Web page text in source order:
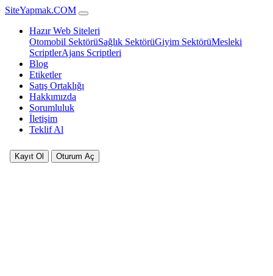
SiteYapmak.COM
Hazır Web Siteleri
Otomobil SektörüSağlık SektörüGiyim SektörüMesleki
ScriptlerAjans Scriptleri
Blog
Etiketler
Satış Ortaklığı
Hakkımızda
Sorumluluk
İletişim
Teklif Al
Kayıt Ol Oturum Aç